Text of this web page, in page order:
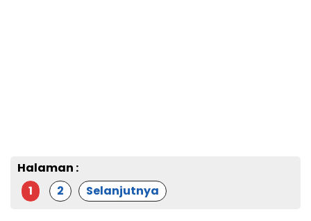
Halaman :
1
2 Selanjutnya